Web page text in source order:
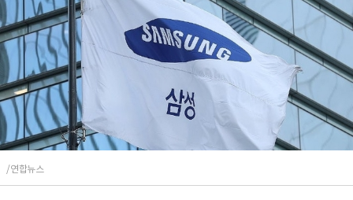
/연합뉴스